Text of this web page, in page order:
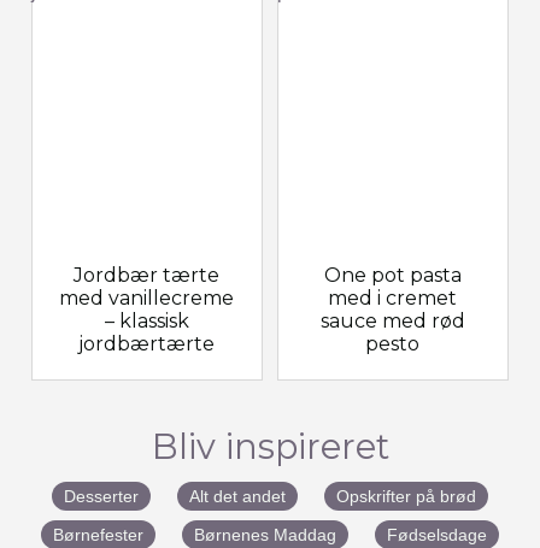
Jordbær tærte
med vanillecreme
– klassisk
jordbærtærte
One pot pasta
med i cremet
sauce med rød
pesto
Bliv inspireret
Desserter Alt det andet
Opskrifter på brød
Børnefester
Børnenes Maddag Fødselsdage